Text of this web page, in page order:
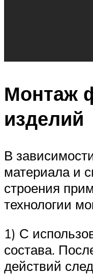
Монтаж
изделий
В
материала и
строения
технологии
1) С
состава.
действий